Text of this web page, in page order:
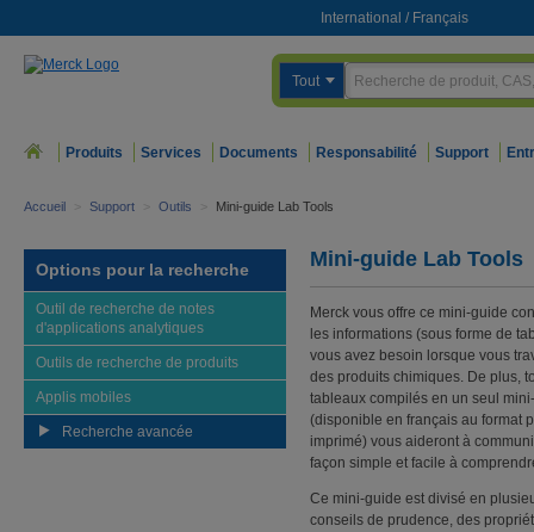
International / Français
Tout
Produits Services Documents Responsabilité Support
Accueil > Support > Outils > Mini-guide Lab Tools
Options pour la recherche
Outil de recherche de notes
d'applications analytiques
Outils de recherche de produits
Applis mobiles
Recherche avancée
Mini-guide Lab Tools
Merck vous offre ce mini-guide
les informations (sous forme de
vous avez besoin lorsque vous
des produits chimiques. De plus,
tableaux compilés en un seul
(disponible en français au format
imprimé) vous aideront à
façon simple et facile à
Ce mini-guide est divisé en
conseils de prudence, des